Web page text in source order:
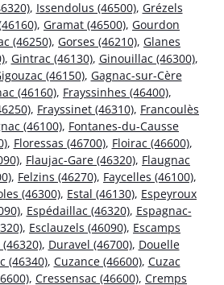
, Issendolus (46500), Grézels
, Gramat (46500), Gourdon
(46250), Gorses (46210), Glanes
, Gintrac (46130), Ginouillac (46300),
(46150), Gagnac-sur-Cère
(46160), Frayssinhes (46400),
, Frayssinet (46310), Francoulès
(46100), Fontanes-du-Causse
, Floressas (46700), Floirac (46600),
, Flaujac-Gare (46320), Flaugnac
, Felzins (46270), Faycelles (46100),
(46300), Estal (46130), Espeyroux
, Espédaillac (46320), Espagnac-
, Esclauzels (46090), Escamps
, Duravel (46700), Douelle
(46340), Cuzance (46600), Cuzac
, Cressensac (46600), Cremps